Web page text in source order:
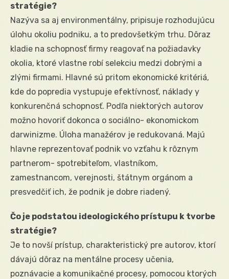
stratégie?
Nazýva sa aj environmentálny, pripisuje rozhodujúcu
úlohu okoliu podniku, a to predovšetkým trhu. Dôraz
kladie na schopnosť firmy reagovať na požiadavky
okolia, ktoré vlastne robí selekciu medzi dobrými a
zlými firmami. Hlavné sú pritom ekonomické kritériá,
kde do popredia vystupuje efektívnosť, náklady y
konkurenčná schopnosť. Podľa niektorých autorov
možno hovoriť dokonca o sociálno- ekonomickom
darwinizme. Úloha manažérov je redukovaná. Majú
hlavne reprezentovať podnik vo vzťahu k rôznym
partnerom- spotrebiteľom, vlastníkom,
zamestnancom, verejnosti, štátnym orgánom a
presvedčiť ich, že podnik je dobre riadený.
Čo je podstatou ideologického prístupu k tvorbe
stratégie?
Je to novší prístup, charakteristický pre autorov, ktorí
dávajú dôraz na mentálne procesy učenia,
poznávacie a komunikačné procesy, pomocou ktorých